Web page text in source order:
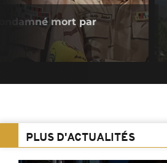
mort par
PLUS D'ACTUALITÉS